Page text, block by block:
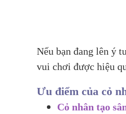
Nếu bạn đang lên ý
vui chơi được hiệu
Ưu điểm của cỏ
Cỏ nhân tạo